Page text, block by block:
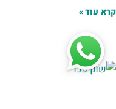
קרא עוד »